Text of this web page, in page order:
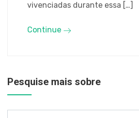
vivenciadas durante essa […]
Continue
Pesquise mais sobre